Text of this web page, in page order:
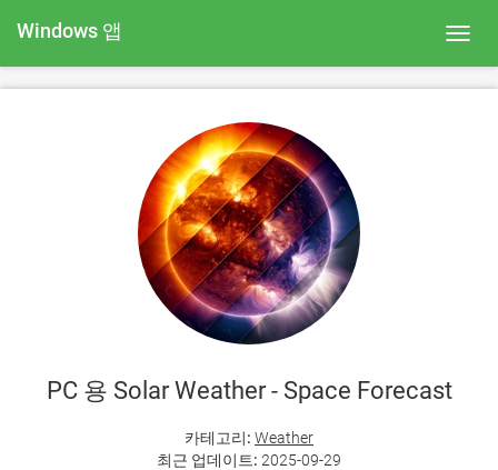
Windows 앱
PC 용 Solar Weather - Space Forecast
카테고리: Weather
최근 업데이트: 2025-09-29